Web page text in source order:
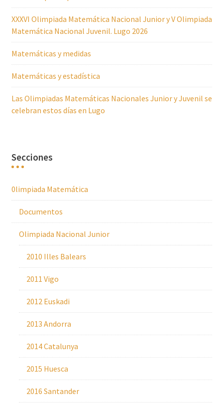
XXXVI Olimpiada Matemática Nacional Junior y V Olimpiada
Matemática Nacional Juvenil. Lugo 2026
Matemáticas y medidas
Matemáticas y estadística
Las Olimpiadas Matemáticas Nacionales Junior y Juvenil se
celebran estos días en Lugo
Secciones
0limpiada Matemática
Documentos
Olimpiada Nacional Junior
2010 Illes Balears
2011 Vigo
2012 Euskadi
2013 Andorra
2014 Catalunya
2015 Huesca
2016 Santander